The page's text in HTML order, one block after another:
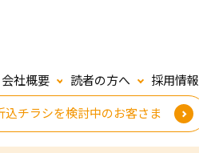
会社概要 読者の方へ
採用情報
込チラシを検討中のお客さま